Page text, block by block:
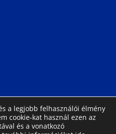
a legjobb felhasználói élmény
cookie-kat használ ezen az
és a vonatkozó